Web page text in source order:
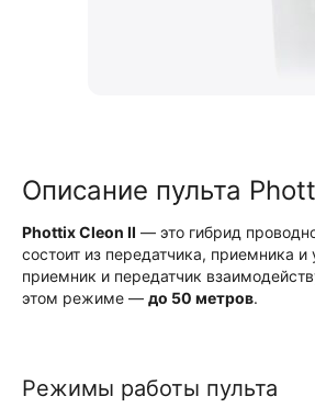
Описание пульта
Phottix Cleon II — это гибрид
состоит из передатчика, приемника
приемник и передатчик
этом режиме — до 50 метров.
Режимы работы пульта